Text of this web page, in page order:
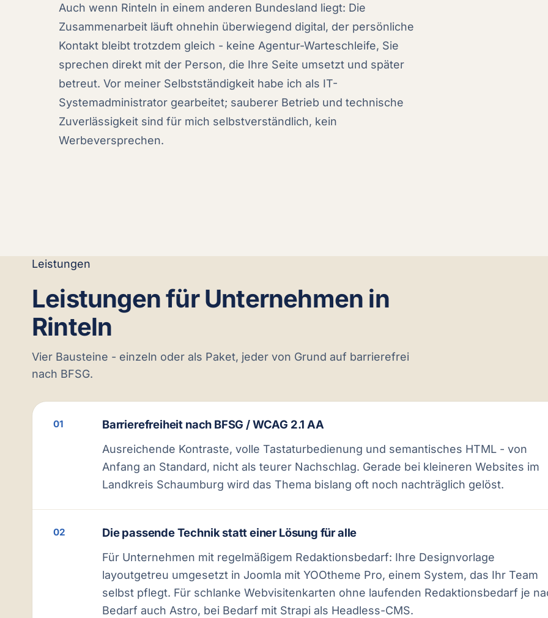
Auch wenn Rinteln in einem anderen Bundesland liegt: Die
Zusammenarbeit läuft ohnehin überwiegend digital, der persönliche
Kontakt bleibt trotzdem gleich - keine Agentur-Warteschleife, Sie
sprechen direkt mit der Person, die Ihre Seite umsetzt und später
betreut. Vor meiner Selbstständigkeit habe ich als IT-
Systemadministrator gearbeitet; sauberer Betrieb und technische
Zuverlässigkeit sind für mich selbstverständlich, kein
Werbeversprechen.
Leistungen
Leistungen für Unternehmen in
Rinteln
Vier Bausteine - einzeln oder als Paket, jeder von Grund auf barrierefrei
nach BFSG.
01 Barrierefreiheit nach BFSG / WCAG 2.1 AA
Ausreichende Kontraste, volle Tastaturbedienung und semantisches HTML - von
Anfang an Standard, nicht als teurer Nachschlag. Gerade bei kleineren Websites im
Landkreis Schaumburg wird das Thema bislang oft noch nachträglich gelöst.
02 Die passende Technik statt einer Lösung für alle
Für Unternehmen mit regelmäßigem Redaktionsbedarf: Ihre Designvorlage
layoutgetreu umgesetzt in Joomla mit YOOtheme Pro, einem System, das Ihr Team
selbst pflegt. Für schlanke Webvisitenkarten ohne laufenden Redaktionsbedarf je
Bedarf auch Astro, bei Bedarf mit Strapi als Headless-CMS.